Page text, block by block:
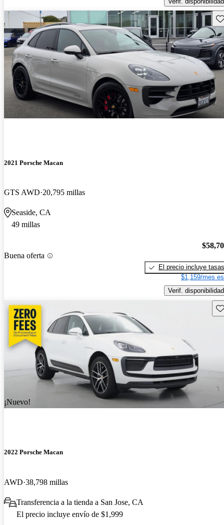
2021 Porsche Macan
GTS AWD 20,795 millas
Seaside, CA
49 millas
Buena oferta
El precio incluye tasas
$1,159/mes
Verif. disponibilidad
¡Nuevo!
2022 Porsche Macan
AWD 38,798 millas
Transferencia a la tienda a San Jose, CA
El precio incluye envío de $1,999